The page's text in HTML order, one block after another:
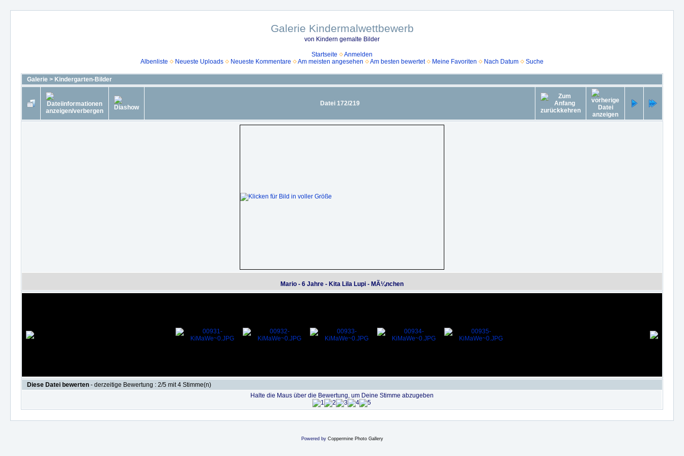
Galerie Kindermalwettbewerb
von Kindern gemalte Bilder
Startseite
Anmelden
Albenliste
Neueste Uploads Neueste Kommentare Am meisten angesehen Am besten bewertet Meine Favoriten Nach Datum Suche
Galerie > Kindergarten-Bilder
Datei 172/219
Mario - 6 Jahre - Kita Lila Lupi - MÃ¼nchen
Diese Datei bewerten - derzeitige Bewertung : 2/5 mit 4 Stimme(n)
Halte die Maus über die Bewertung, um Deine Stimme abzugeben
Powered by Coppermine Photo Gallery